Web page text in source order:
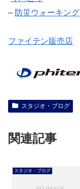
– 防災ウォーキング
ファイテン販売店
スタジオ・ブログ
関連記事
スタジオ・ブログ